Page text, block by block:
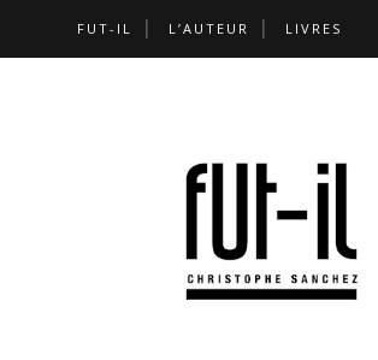
FUT-IL L’AUTEUR LIVRES